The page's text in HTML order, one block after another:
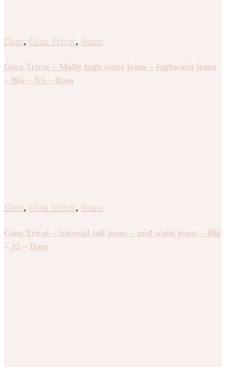
Dam, Gina Tricot, Jeans
Gina Tricot – Molly high waist jeans – highwaist jeans
– Blå – XS – Dam
Dam, Gina Tricot, Jeans
Gina Tricot – Satorial tall jeans – mid waist jeans – Blå
– 32 – Dam